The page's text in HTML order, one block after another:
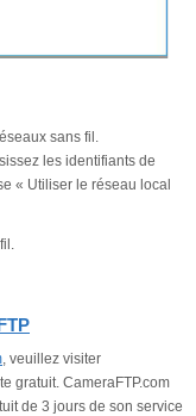
sans fil.
les identifiants de
« Utiliser le réseau local
, veuillez visiter
gratuit. CameraFTP.com
de 3 jours de son service